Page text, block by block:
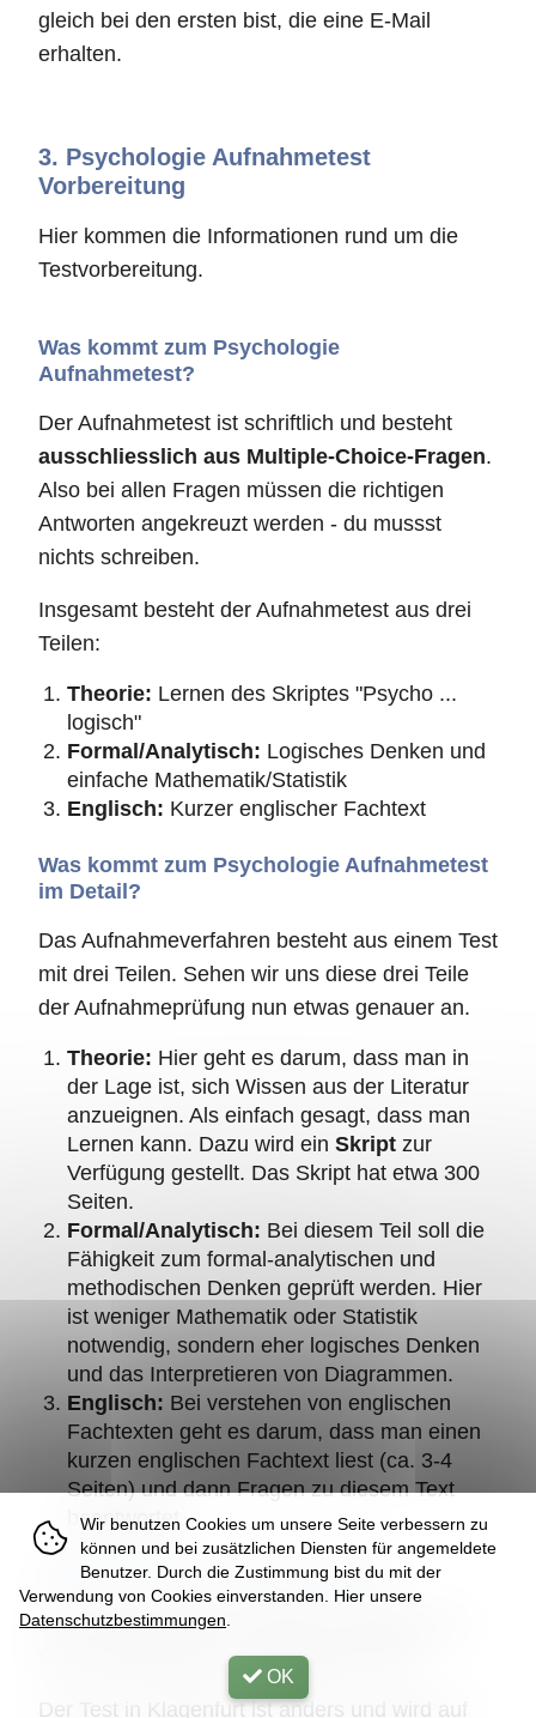
gleich bei den ersten bist, die eine E-Mail
erhalten.
3. Psychologie Aufnahmetest
Vorbereitung
Hier kommen die Informationen rund um die
Testvorbereitung.
Was kommt zum Psychologie
Aufnahmetest?
Der Aufnahmetest ist schriftlich und besteht
ausschliesslich aus Multiple-Choice-Fragen.
Also bei allen Fragen müssen die richtigen
Antworten angekreuzt werden - du mussst
nichts schreiben.
Insgesamt besteht der Aufnahmetest aus drei
Teilen:
Theorie: Lernen des Skriptes "Psycho ...
logisch"
Formal/Analytisch: Logisches Denken und
einfache Mathematik/Statistik
Englisch: Kurzer englischer Fachtext
Was kommt zum Psychologie Aufnahmetest
im Detail?
Das Aufnahmeverfahren besteht aus einem Test
mit drei Teilen. Sehen wir uns diese drei Teile
der Aufnahmeprüfung nun etwas genauer an.
Theorie: Hier geht es darum, dass man in
der Lage ist, sich Wissen aus der Literatur
anzueignen. Als einfach gesagt, dass man
Lernen kann. Dazu wird ein Skript zur
Verfügung gestellt. Das Skript hat etwa 300
Seiten.
Formal/Analytisch: Bei diesem Teil soll die
Fähigkeit zum formal-analytischen und
methodischen Denken geprüft werden. Hier
ist weniger Mathematik oder Statistik
notwendig, sondern eher logisches Denken
und das Interpretieren von Diagrammen.
Englisch: Bei verstehen von englischen
Fachtexten geht es darum, dass man einen
kurzen englischen Fachtext liest (ca. 3-4
Seiten) und dann Fragen zu diesem Text
beantwortet.
Ist der Test in allen Städten gleich?
Der Test ist in Wien, Innsbruck, Salzburg und
Graz exakt gleich und am gleichen Tag.
Der Test in Klagenfurt ist anders und wird auf
Wir benutzen Cookies um unsere Seite verbessern zu
können und bei zusätzlichen Diensten für angemeldete
Benutzer. Durch die Zustimmung bist du mit der
Verwendung von Cookies einverstanden. Hier unsere
Datenschutzbestimmungen
OK